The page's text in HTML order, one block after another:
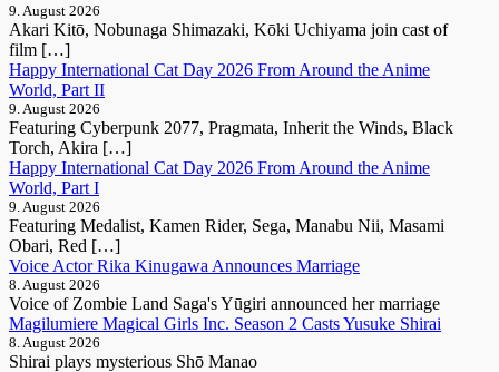
9. August 2026
Akari Kitō, Nobunaga Shimazaki, Kōki Uchiyama join cast of
film […]
Happy International Cat Day 2026 From Around the Anime
World, Part II
9. August 2026
Featuring Cyberpunk 2077, Pragmata, Inherit the Winds, Black
Torch, Akira […]
Happy International Cat Day 2026 From Around the Anime
World, Part I
9. August 2026
Featuring Medalist, Kamen Rider, Sega, Manabu Nii, Masami
Obari, Red […]
Voice Actor Rika Kinugawa Announces Marriage
8. August 2026
Voice of Zombie Land Saga's Yūgiri announced her marriage
Magilumiere Magical Girls Inc. Season 2 Casts Yusuke Shirai
8. August 2026
Shirai plays mysterious Shō Manao